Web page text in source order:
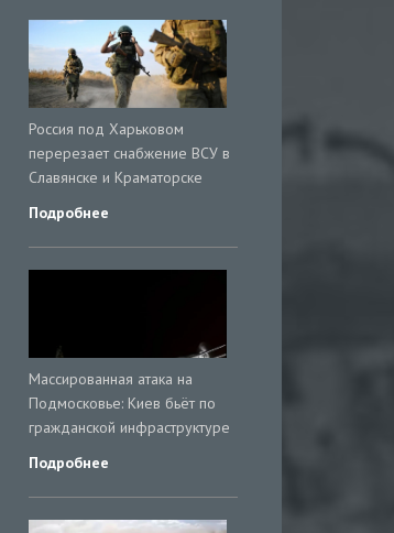
Россия под Харьковом
перерезает снабжение ВСУ в
Славянске и Краматорске
Подробнее
Массированная атака на
Подмосковье: Киев бьёт по
гражданской инфраструктуре
Подробнее